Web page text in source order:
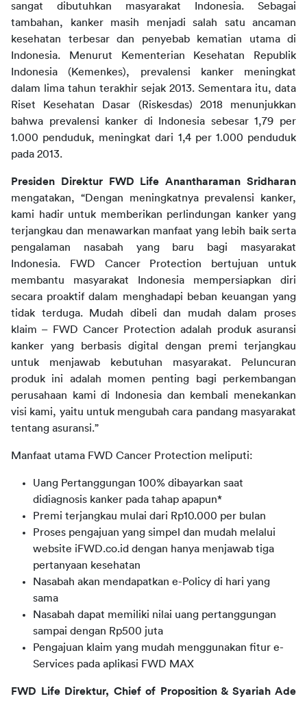
sangat dibutuhkan masyarakat Indonesia. Sebagai
tambahan, kanker masih menjadi salah satu ancaman
kesehatan terbesar dan penyebab kematian utama di
Indonesia. Menurut Kementerian Kesehatan Republik
Indonesia (Kemenkes), prevalensi kanker meningkat
dalam lima tahun terakhir sejak 2013. Sementara itu, data
Riset Kesehatan Dasar (Riskesdas) 2018 menunjukkan
bahwa prevalensi kanker di Indonesia sebesar 1,79 per
1.000 penduduk, meningkat dari 1,4 per 1.000 penduduk
pada 2013.
Presiden Direktur FWD Life Anantharaman Sridharan
mengatakan, “Dengan meningkatnya prevalensi kanker,
kami hadir untuk memberikan perlindungan kanker yang
terjangkau dan menawarkan manfaat yang lebih baik serta
pengalaman nasabah yang baru bagi masyarakat
Indonesia. FWD Cancer Protection bertujuan untuk
membantu masyarakat Indonesia mempersiapkan diri
secara proaktif dalam menghadapi beban keuangan yang
tidak terduga. Mudah dibeli dan mudah dalam proses
klaim – FWD Cancer Protection adalah produk asuransi
kanker yang berbasis digital dengan premi terjangkau
untuk menjawab kebutuhan masyarakat. Peluncuran
produk ini adalah momen penting bagi perkembangan
perusahaan kami di Indonesia dan kembali menekankan
visi kami, yaitu untuk mengubah cara pandang masyarakat
tentang asuransi.”
Manfaat utama FWD Cancer Protection meliputi:
Uang Pertanggungan 100% dibayarkan saat
didiagnosis kanker pada tahap apapun*
Premi terjangkau mulai dari Rp10.000 per bulan
Proses pengajuan yang simpel dan mudah melalui
website iFWD.co.id dengan hanya menjawab tiga
pertanyaan kesehatan
Nasabah akan mendapatkan e-Policy di hari yang
sama
Nasabah dapat memiliki nilai uang pertanggungan
sampai dengan Rp500 juta
Pengajuan klaim yang mudah menggunakan fitur e-
Services pada aplikasi FWD MAX
FWD Life Direktur, Chief of Proposition & Syariah Ade